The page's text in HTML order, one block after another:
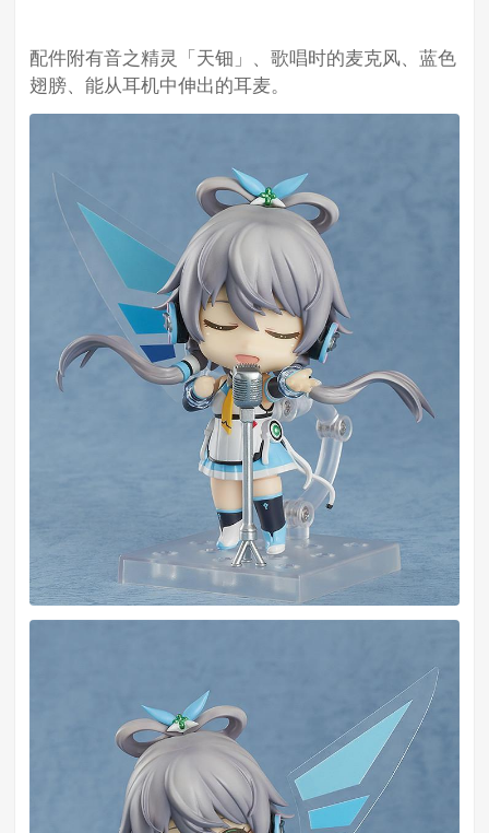
配件附有音之精灵「天钿」、歌唱时的麦克风、蓝色
翅膀、能从耳机中伸出的耳麦。